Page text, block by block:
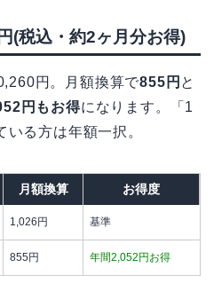
(税込・約2ヶ月分お得)
円。月額換算で855円 と
円もお得になります。「1
る方は年額一択。
月額換算 お得度
1,026円 基準
855円 年間2,052円お得